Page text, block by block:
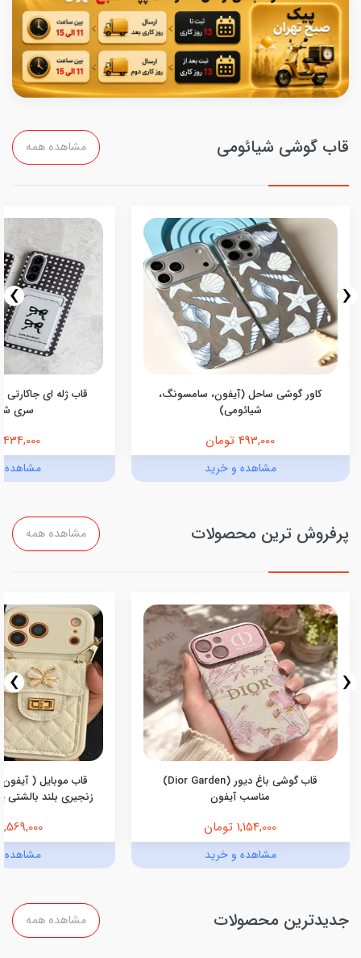
قاب گوشی شیائومی مشاهده همه
کاور گوشی ساحل (آیفون، سامسونگ،
شیائومی)
493,000 تومان
مشاهده و خرید
قاب ژله ای جاکارتی
سری
434,000 تومان
مشاهده
‹
›
پرفروش ترین محصولات مشاهده همه
قاب گوشی باغ دیور (Dior Garden)
مناسب آیفون
1,154,000 تومان
مشاهده و خرید
قاب موبایل (
زنجیری بلند بالشتی
1,569,000 تومان
مشاهده
‹
›
جدیدترین محصولات مشاهده همه